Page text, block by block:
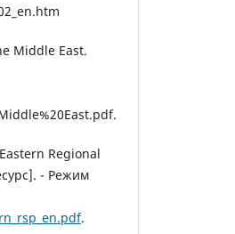
Middle East.
Regional
- Режим
.